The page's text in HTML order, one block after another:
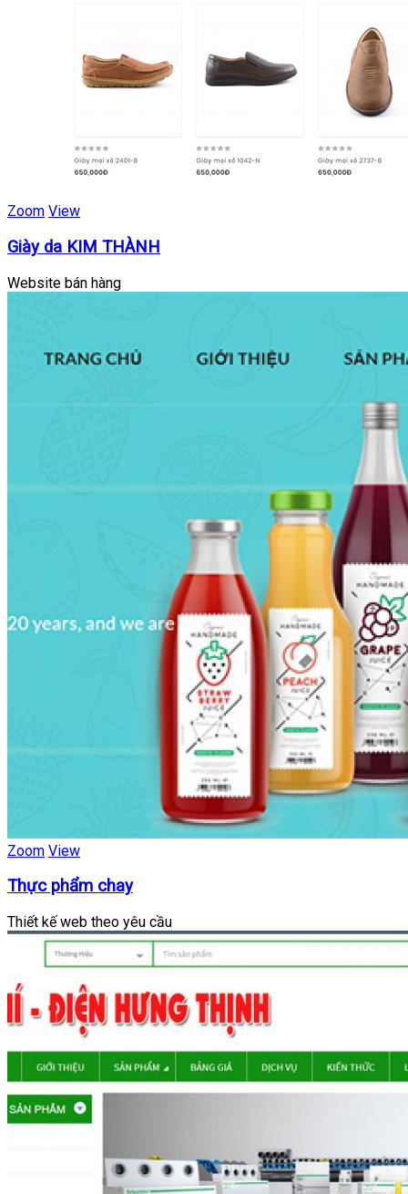
Zoom View
Giày da KIM THÀNH
Website bán hàng
Zoom View
Thực phẩm chay
Thiết kế web theo yêu cầu